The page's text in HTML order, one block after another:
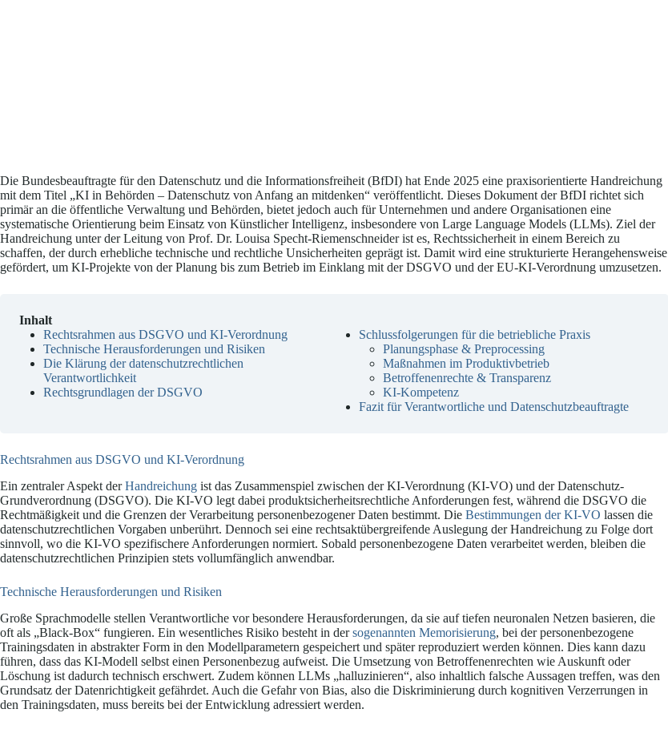
Die Bundesbeauftragte für den Datenschutz und die Informationsfreiheit (BfDI) hat Ende 2025 eine praxisorientierte Handreichung
mit dem Titel „KI in Behörden – Datenschutz von Anfang an mitdenken“ veröffentlicht. Dieses Dokument der BfDI richtet sich
primär an die öffentliche Verwaltung und Behörden, bietet jedoch auch für Unternehmen und andere Organisationen eine
systematische Orientierung beim Einsatz von Künstlicher Intelligenz, insbesondere von Large Language Models (LLMs). Ziel der
Handreichung unter der Leitung von Prof. Dr. Louisa Specht-Riemenschneider ist es, Rechtssicherheit in einem Bereich zu
schaffen, der durch erhebliche technische und rechtliche Unsicherheiten geprägt ist. Damit wird eine strukturierte Herangehensweise
gefördert, um KI-Projekte von der Planung bis zum Betrieb im Einklang mit der DSGVO und der EU-KI-Verordnung umzusetzen.
Inhalt
Rechtsrahmen aus DSGVO und KI-Verordnung
Technische Herausforderungen und Risiken
Die Klärung der datenschutzrechtlichen
Verantwortlichkeit
Rechtsgrundlagen der DSGVO
Schlussfolgerungen für die betriebliche Praxis
Planungsphase & Preprocessing
Maßnahmen im Produktivbetrieb
Betroffenenrechte & Transparenz
KI-Kompetenz
Fazit für Verantwortliche und Datenschutzbeauftragte
Rechtsrahmen aus DSGVO und KI-Verordnung
Ein zentraler Aspekt derHandreichung ist das Zusammenspiel zwischen der KI-Verordnung (KI-VO) und der Datenschutz-
Grundverordnung (DSGVO). Die KI-VO legt dabei produktsicherheitsrechtliche Anforderungen fest, während die DSGVO die
Rechtmäßigkeit und die Grenzen der Verarbeitung personenbezogener Daten bestimmt. Die Bestimmungen der KI-VO lassen die
datenschutzrechtlichen Vorgaben unberührt. Dennoch sei eine rechtsaktübergreifende Auslegung der Handreichung zu Folge dort
sinnvoll, wo die KI-VO spezifischere Anforderungen normiert. Sobald personenbezogene Daten verarbeitet werden, bleiben die
datenschutzrechtlichen Prinzipien stets vollumfänglich anwendbar.
Technische Herausforderungen und Risiken
Große Sprachmodelle stellen Verantwortliche vor besondere Herausforderungen, da sie auf tiefen neuronalen Netzen basieren, die
oft als „Black-Box“ fungieren. Ein wesentliches Risiko besteht in dersogenannten Memorisierung, bei der personenbezogene
Trainingsdaten in abstrakter Form in den Modellparametern gespeichert und später reproduziert werden können. Dies kann dazu
führen, dass das KI-Modell selbst einen Personenbezug aufweist. Die Umsetzung von Betroffenenrechten wie Auskunft oder
Löschung ist dadurch technisch erschwert. Zudem können LLMs „halluzinieren“, also inhaltlich falsche Aussagen treffen, was den
Grundsatz der Datenrichtigkeit gefährdet. Auch die Gefahr von Bias, also die Diskriminierung durch kognitiven Verzerrungen in
den Trainingsdaten, muss bereits bei der Entwicklung adressiert werden.